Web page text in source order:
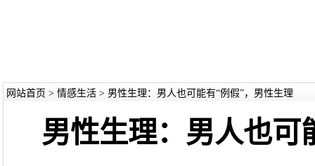
网站首页 > 情感生活> 男性生理：男人也可能有“例假”，男性生理
男性生理：男人也可